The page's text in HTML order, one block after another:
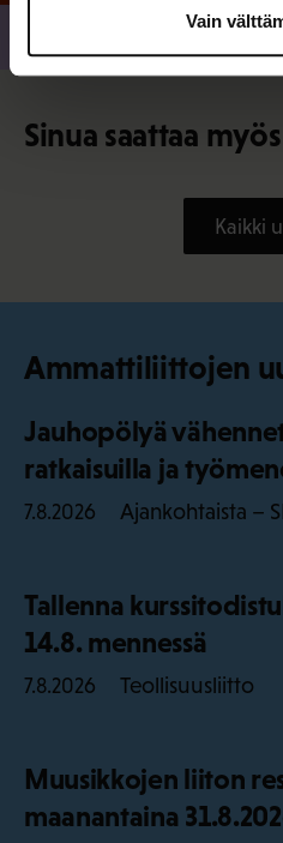
Vain
Sinua saattaa
Kaikki
Ammattiliittojen
Jauhopölyä
ratkaisuilla ja
7.8.2026 Ajankohtaista –
Tallenna
14.8. mennessä
7.8.2026 Teollisuusliitto
Muusikkojen liiton
maanantaina